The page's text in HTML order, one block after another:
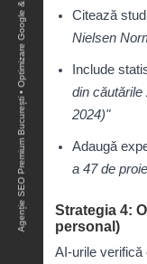
Citează
Nielsen
Include
din
2024)"
Adaugă
a 47 de
Strategia 4:
personal)
AI-urile